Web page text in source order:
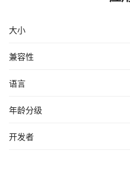
大小
兼容性
语言
年龄分级
开发者